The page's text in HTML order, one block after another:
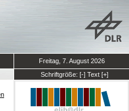
Freitag, 7. August 2026
Schriftgröße: [-] Text [+]